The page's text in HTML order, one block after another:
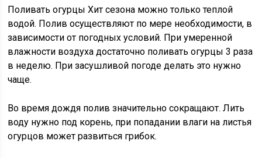
Поливать огурцы Хит сезона можно только теплой
водой. Полив осуществляют по мере необходимости, в
зависимости от погодных условий. При умеренной
влажности воздуха достаточно поливать огурцы 3 раза
в неделю. При засушливой погоде делать это нужно
чаще.
Во время дождя полив значительно сокращают. Лить
воду нужно под корень, при попадании влаги на листья
огурцов может развиться грибок.